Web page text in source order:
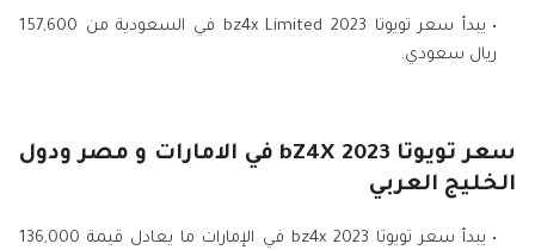
يبدأ سعر تويوتا bz4x Limited 2023 في السعودية من 157,600
ريال سعودي.
سعر تويوتا bZ4X 2023 في الامارات و مصر ودول
الخليج العربي
يبدأ سعر تويوتا bz4x 2023 في الإمارات ما يعادل قيمة 136,000